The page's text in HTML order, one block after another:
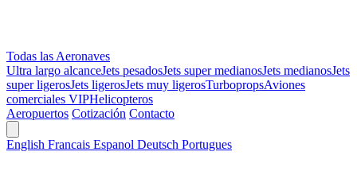
Todas las Aeronaves
Ultra largo alcanceJets pesadosJets super medianosJets medianosJets
super ligerosJets ligerosJets muy ligerosTurbopropsAviones
comerciales VIPHelicopteros
Aeropuertos Cotización Contacto
English Francais Espanol Deutsch Portugues